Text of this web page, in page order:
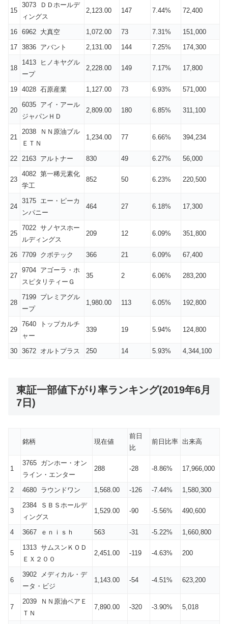
15
3073 ＤＤホールデ
ィングス
2,123.00 147 7.44% 72,400
16 6962 大真空 1,072.00 73 7.31%
151,000
17 3836 アバント 2,131.00 144 7.25% 174,300
18
1413 ヒノキヤグル
ープ
2,228.00 149 7.17% 17,800
19 4028 石原産業 1,127.00 73 6.93% 571,000
20
6035 アイ・アール
ジャパンＨＤ
2,809.00 180 6.85% 311,100
21
2038 ＮＮ原油ブル
ＥＴＮ
1,234.00 77 6.66% 394,234
22 2163 アルトナー 830 49 6.27% 56,000
23
4082 第一稀元素化
学工
852 50 6.23% 220,500
24
3175 エー・ピーカ
ンパニー
464 27 6.18% 17,300
25
7022 サノヤスホー
ルディングス
209 12 6.09% 351,800
26 7709 クボテック 366 21 6.09% 67,400
27
9704 アゴーラ・ホ
スピタリティーＧ
35 2 6.06% 283,200
28
7199 プレミアグル
ープ
1,980.00 113 6.05% 192,800
29
7640 トップカルチ
ャー
339 19 5.94% 124,800
30 3672 オルトプラス 250 14 5.93% 4,344,100
東証一部値下がり率ランキング(2019年6月
7日)
銘柄 現在値
前日
比
前日比率 出来高
1
3765 ガンホー・オン
ライン・エンター
288 -28 -8.86% 17,966,000
2 4680 ラウンドワン 1,568.00 -126 -7.44% 1,580,300
3
2384 ＳＢＳホールデ
ィングス
1,529.00 -90 -5.56% 490,600
4 3667 ｅｎｉｓｈ 563 -31 -5.22% 1,660,800
5
1313 サムスンＫＯＤ
ＥＸ２００
2,451.00 -119 -4.63% 200
6
3902 メディカル・デ
ータ・ビジ
1,143.00 -54 -4.51% 623,200
7
2039 ＮＮ原油ベアＥ
ＴＮ
7,890.00 -320 -3.90% 5,018